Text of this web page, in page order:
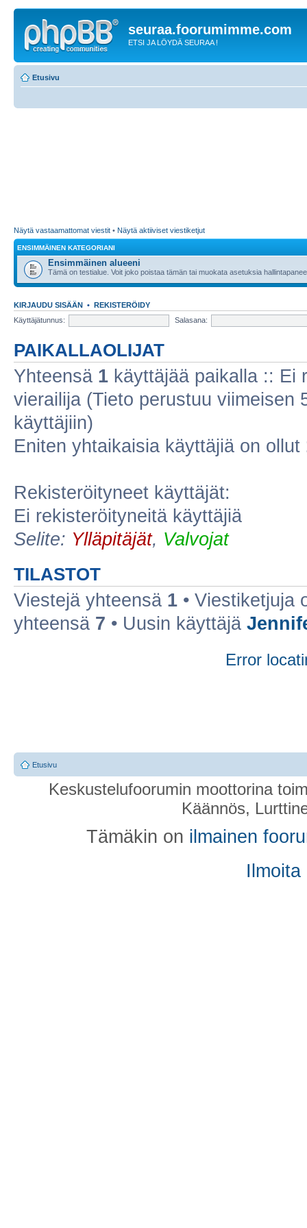
seuraa.foorumimme.com
ETSI JA LÖYDÄ SEURAA !
Etusivu
Näytä vastaamattomat viestit • Näytä aktiiviset viestiketjut
ENSIMMÄINEN KATEGORIANI
Ensimmäinen alueeni
Tämä on testialue. Voit joko poistaa tämän tai muokata asetuksia
KIRJAUDU SISÄÄN • REKISTERÖIDY
Käyttäjätunnus:
Salasana:
PAIKALLAOLIJAT
Yhteensä 1 käyttäjää paikalla :: Ei
vierailija (Tieto perustuu viimeisen
käyttäjiin)
Eniten yhtaikaisia käyttäjiä on ollut
Rekisteröityneet käyttäjät:
Ei rekisteröityneitä käyttäjiä
Selite: Ylläpitäjät, Valvojat
TILASTOT
Viestejä yhteensä 1 • Viestiketjuja
yhteensä 7 • Uusin käyttäjä
Error
Etusivu
Keskustelufoorumin moottorina
Käännös,
Tämäkin on ilmainen